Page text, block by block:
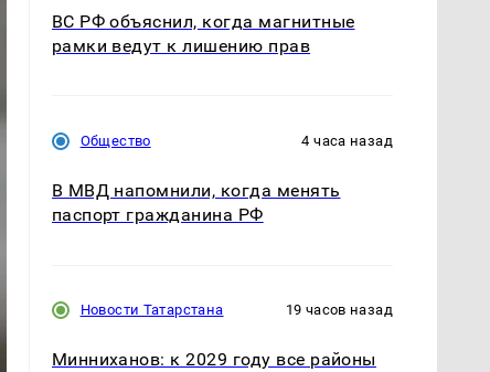
ВС РФ объяснил, когда магнитные
рамки ведут к лишению прав
Общество 4 часа назад
В МВД напомнили, когда менять
паспорт гражданина РФ
Новости Татарстана 19 часов назад
Минниханов: к 2029 году все районы